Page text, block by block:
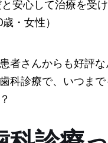
安心して治療を受
・女性）
者さんからも好評
科診療で、いつま